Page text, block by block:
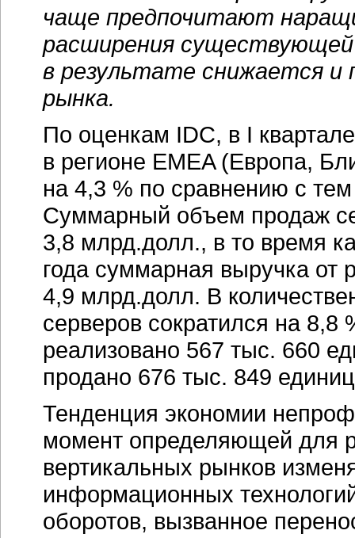
чаще предпочитают
расширения
в результате снижается и
рынка.
По оценкам IDC, в I
в регионе EMEA (Европа,
на 4,3 % по сравнению с
Суммарный объем продаж
3,8 млрд.долл., в то время
года суммарная выручка от
4,9 млрд.долл. В
серверов сократился на 8,8
реализовано 567 тыс. 660
продано 676 тыс. 849
Тенденция экономии
момент определяющей для
вертикальных рынков
информационных
оборотов, вызванное